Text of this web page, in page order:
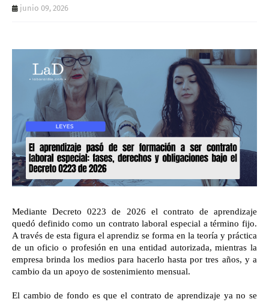
junio 09, 2026
Mediante Decreto 0223 de 2026 el contrato de aprendizaje
quedó definido como un contrato laboral especial a término fijo.
A través de esta figura el aprendiz se forma en la teoría y práctica
de un oficio o profesión en una entidad autorizada, mientras la
empresa brinda los medios para hacerlo hasta por tres años, y a
cambio da un apoyo de sostenimiento mensual.
El cambio de fondo es que el contrato de aprendizaje ya no se